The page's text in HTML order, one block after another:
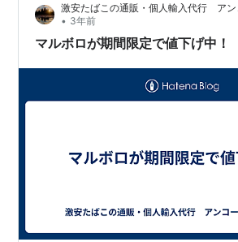
です。買った時についていた名札は、
す。そうなったらもう覚えてはいられ
名札ラベルははずしたくなる衝動を抑
激安たばこの通販・個人輸入代行 アン
• 3年前
マルボロが期間限定で値下げ中！